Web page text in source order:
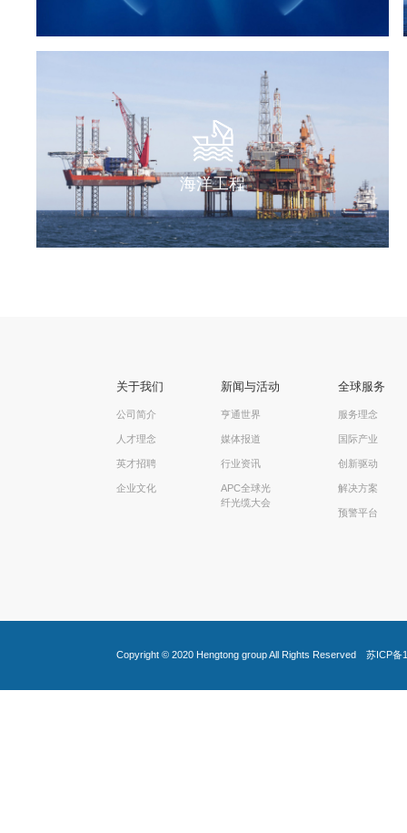
海洋工程
关于我们
公司简介
人才理念
英才招聘
企业文化
新闻与活动
亨通世界
媒体报道
行业资讯
APC全球光
纤光缆大会
全球服务
服务理念
国际产业
创新驱动
解决方案
预警平台
Copyright © 2020 Hengtong groupAll Rights Reserved 苏ICP备